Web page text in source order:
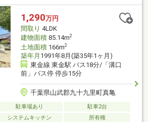
1,290万円
間取り 4LDK
建物面積85.14m2
土地面積166m2
築年月 1991年8月(築35年1ヶ月)
東金線 東金駅 バス18分/「溝口
前」バス停 停歩15分
千葉県山武郡九十九里町真亀
駐車場あり
駐車2台
システムキッチン 所有権